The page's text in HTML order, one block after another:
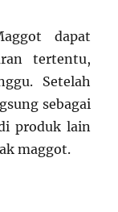
dapat
tertentu,
Setelah
sebagai
produk lain
maggot.